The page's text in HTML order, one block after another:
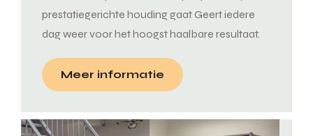
prestatiegerichte houding gaat Geert iedere
dag weer voor het hoogst haalbare resultaat.
Meer informatie